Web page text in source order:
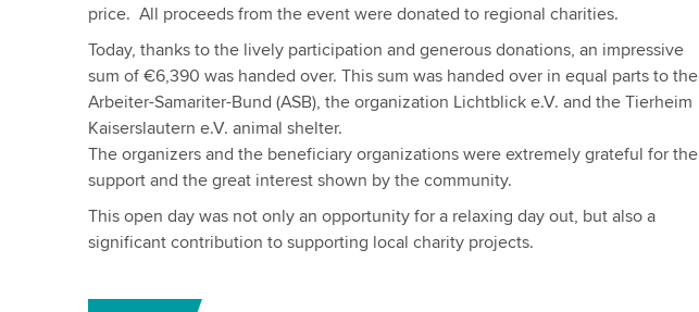
price. All proceeds from the event were donated to regional charities.
Today, thanks to the lively participation and generous donations, an impressive
sum of €6,390 was handed over. This sum was handed over in equal parts to the
Arbeiter-Samariter-Bund (ASB), the organization Lichtblick e.V. and the Tierheim
Kaiserslautern e.V. animal shelter.
The organizers and the beneficiary organizations were extremely grateful for the
support and the great interest shown by the community.
This open day was not only an opportunity for a relaxing day out, but also a
significant contribution to supporting local charity projects.